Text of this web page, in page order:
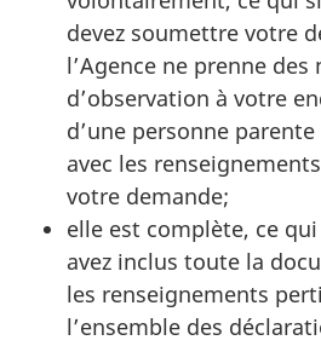
devez soumettre votre
l’Agence ne prenne des
d’observation à votre
d’une personne
avec les
votre demande;
elle est complète, ce
avez inclus toute la
les renseignements
l’ensemble des